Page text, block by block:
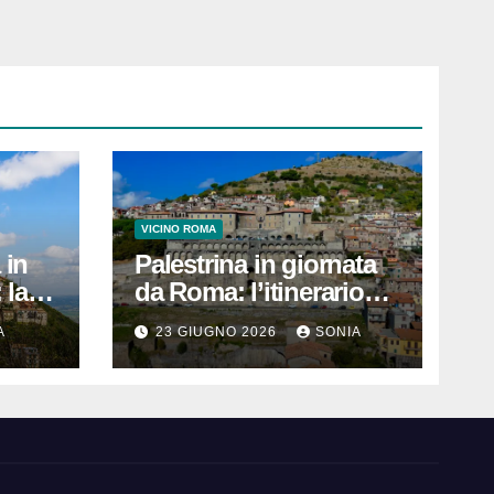
in
la
VICINO ROMA
Palestrina in giornata
da Roma: l’itinerario
pratico per vedere
Santuario, Museo e
centro storico
23 GIUGNO 2026 SONIA